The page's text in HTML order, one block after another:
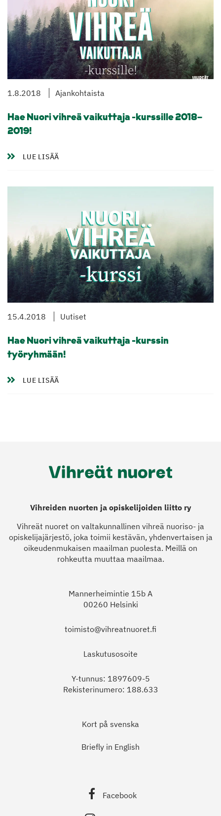
1.8.2018 Ajankohtaista
Hae Nuori vihreä vaikuttaja -kurssille 2018–
2019!
LUE LISÄÄ
15.4.2018 Uutiset
Hae Nuori vihreä vaikuttaja -kurssin
työryhmään!
LUE LISÄÄ
Vihreiden nuorten ja opiskelijoiden liitto ry
Vihreät nuoret on valtakunnallinen vihreä nuoriso- ja
opiskelijajärjestö, joka toimii kestävän, yhdenvertaisen ja
oikeudenmukaisen maailman puolesta. Meillä on
rohkeutta muuttaa maailmaa.
Mannerheimintie 15b A
00260 Helsinki
toimisto@vihreatnuoret.fi
Laskutusosoite
Y-tunnus: 1897609-5
Rekisterinumero: 188.633
Kort på svenska
Briefly in English
Facebook